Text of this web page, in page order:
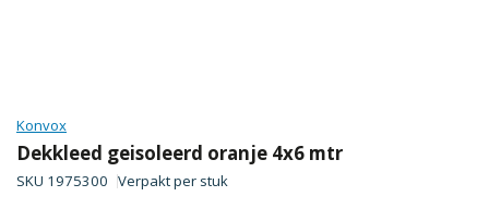
Konvox
Dekkleed geisoleerd oranje 4x6 mtr
SKU 1975300 Verpakt per stuk